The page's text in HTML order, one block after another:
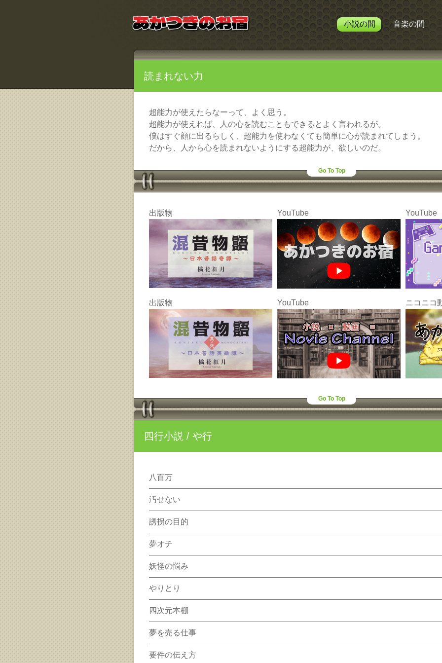
小説の間 音楽の間
読まれない力
超能力が使えたらなーって、よく思う。
超能力が使えれば、人の心を読むこともできるとよく言われるが。
僕はすぐ顔に出るらしく、超能力を使わなくても簡単に心が読まれてしまう。
だから、人から心を読まれないようにする超能力が、欲しいのだ。
Go To Top
出版物
出版物
YouTube
YouTube
YouTube
ニコニコ
Go To Top
四行小説 / や行
八百万
汚せない
誘拐の目的
夢オチ
妖怪の悩み
やりとり
四次元本棚
夢を売る仕事
要件の伝え方